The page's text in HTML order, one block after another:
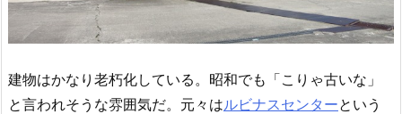
建物はかなり老朽化している。昭和でも「こりゃ古いな」
と言われそうな雰囲気だ。元々はルビナスセンターという